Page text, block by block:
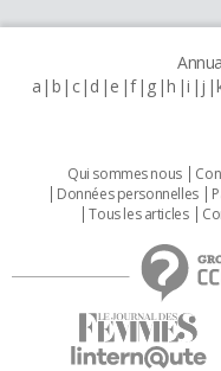
a b c d e f g h i j
Qui sommes nous
Données personnelles
Tous les articles